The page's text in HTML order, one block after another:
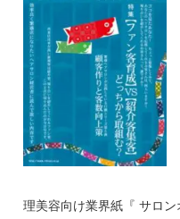
理美容向け業界紙『 サロン